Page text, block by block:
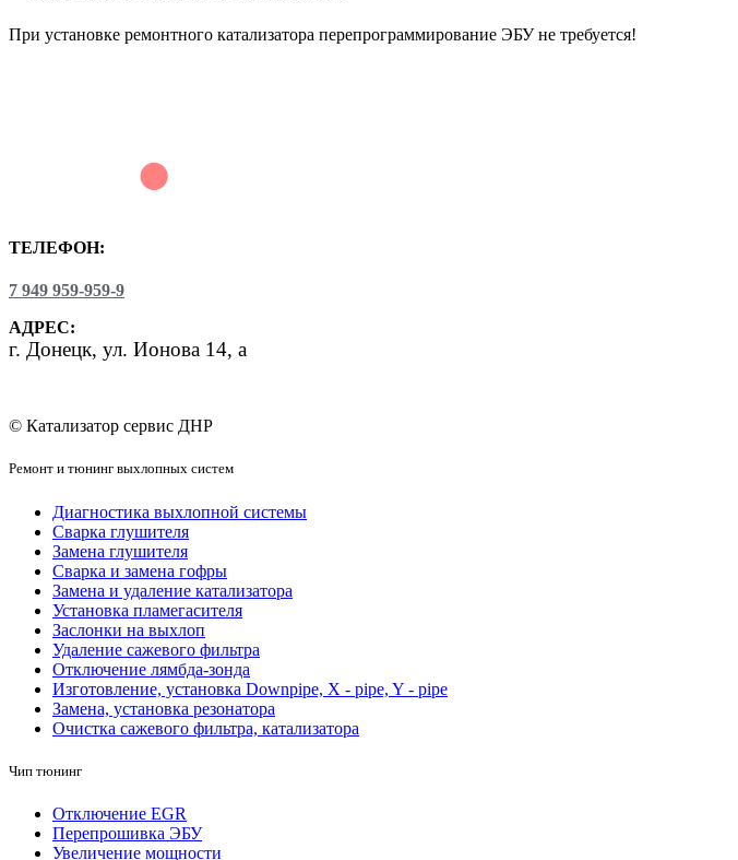
При установке ремонтного катализатора перепрограммирование ЭБУ не требуется!
ТЕЛЕФОН:
7 949 959-959-9
АДРЕС:
г. Донецк, ул. Ионова 14, а
© Катализатор сервис ДНР
Ремонт и тюнинг выхлопных систем
Диагностика выхлопной системы
Сварка глушителя
Замена глушителя
Сварка и замена гофры
Замена и удаление катализатора
Установка пламегасителя
Заслонки на выхлоп
Удаление сажевого фильтра
Отключение лямбда-зонда
Изготовление, установка Downpipe, X - pipe, Y - pipe
Замена, установка резонатора
Очистка сажевого фильтра, катализатора
Чип тюнинг
Отключение EGR
Перепрошивка ЭБУ
Увеличение мощности